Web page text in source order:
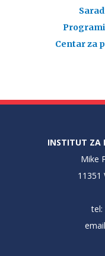
Centar za
INSTITUT ZA
Mike
11351
tel: